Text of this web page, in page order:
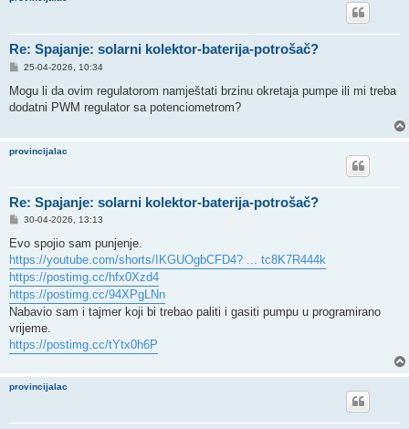
Re: Spajanje: solarni kolektor-baterija-potrošač?
P
s
25-04-2026, 10:34
Mogu li da ovim regulatorom namještati brzinu okretaja pumpe ili mi treba
dodatni PWM regulator sa potenciometrom?
provincijalac
Re: Spajanje: solarni kolektor-baterija-potrošač?
P
s
30-04-2026, 13:13
Evo spojio sam punjenje.
https://youtube.com/shorts/IKGUOgbCFD4? ... tc8K7R444k
https://postimg.cc/hfx0Xzd4
https://postimg.cc/94XPgLNn
Nabavio sam i tajmer koji bi trebao paliti i gasiti pumpu u programirano
vrijeme.
https://postimg.cc/tYtx0h6P
provincijalac